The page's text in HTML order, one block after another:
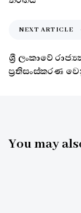
NEXT ARTICLE
ශ්‍රී ලංකාවේ
ප්‍රතිසංස්කරණ
You may